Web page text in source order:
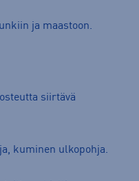
ja maastoon.
siirtävä
kuminen ulkopohja.